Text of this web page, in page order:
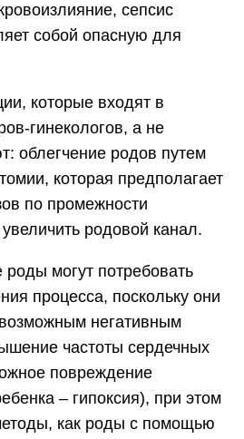
сепсис
собой опасную для
которые входят в
гинекологов, а не
облегчение родов путем
которая предполагает
по промежности
родовой канал.
могут потребовать
процесса, поскольку они
негативным
частоты сердечных
повреждение
– гипоксия), при этом
как роды с помощью